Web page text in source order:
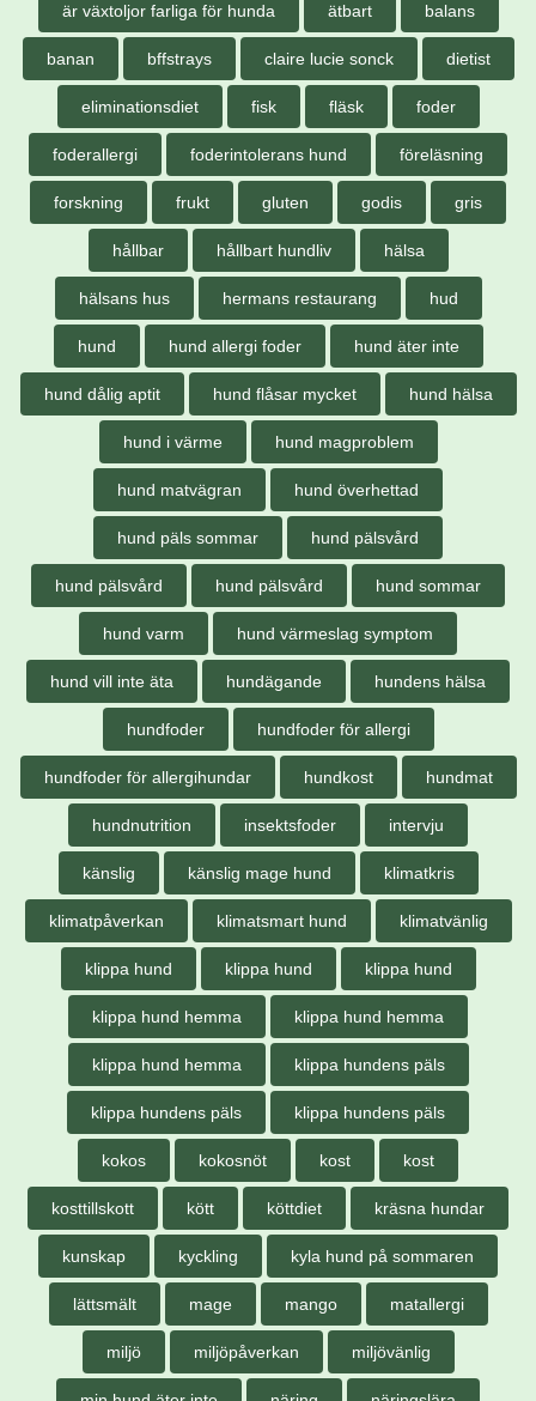
är växtoljor farliga för hunda ätbart balans
banan bffstrays claire lucie sonck dietist
eliminationsdiet fisk fläsk foder
foderallergi foderintolerans hund föreläsning
forskning frukt gluten godis gris
hållbar hållbart hundliv hälsa
hälsans hus hermans restaurang hud
hund hund allergi foder hund äter inte
hund dålig aptit hund flåsar mycket hund hälsa
hund i värme hund magproblem
hund matvägran hund överhettad
hund päls sommar hund pälsvård
hund pälsvård hund pälsvård hund sommar
hund varm hund värmeslag symptom
hund vill inte äta hundägande hundens hälsa
hundfoder hundfoder för allergi
hundfoder för allergihundar hundkost hundmat
hundnutrition insektsfoder intervju
känslig känslig mage hund klimatkris
klimatpåverkan klimatsmart hund klimatvänlig
klippa hund klippa hund klippa hund
klippa hund hemma klippa hund hemma
klippa hund hemma klippa hundens päls
klippa hundens päls klippa hundens päls
kokos kokosnöt kost kost
kosttillskott kött köttdiet kräsna hundar
kunskap kyckling kyla hund på sommaren
lättsmält mage mango matallergi
miljö miljöpåverkan miljövänlig